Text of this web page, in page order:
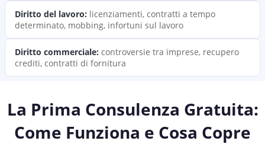
Diritto del lavoro: licenziamenti, contratti a tempo
determinato, mobbing, infortuni sul lavoro
Diritto commerciale: controversie tra imprese, recupero
crediti, contratti di fornitura
La Prima Consulenza Gratuita:
Come Funziona e Cosa Copre